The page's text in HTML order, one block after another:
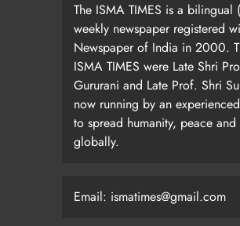
The ISMA TIMES is a bilingual
weekly newspaper registered
Newspaper of India in 2000.
ISMA TIMES were Late Shri
Gururani and Late Prof. Shri
now running by an
to spread humanity, peace
globally.
Email: ismatimes@gmail.com